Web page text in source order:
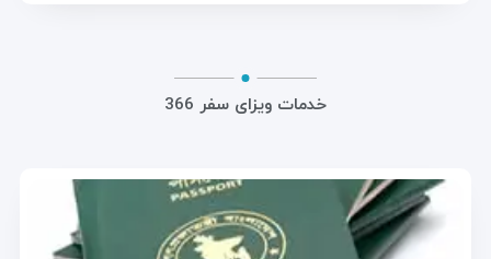
خدمات ویزای سفر 366